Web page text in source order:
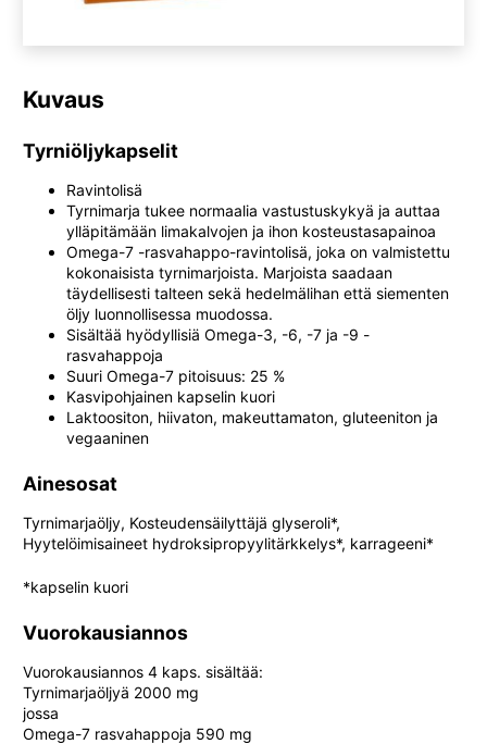
Kuvaus
Tyrniöljykapselit
Ravintolisä
Tyrnimarja tukee normaalia vastustuskykyä ja auttaa
ylläpitämään limakalvojen ja ihon kosteustasapainoa
Omega-7 -rasvahappo-ravintolisä, joka on valmistettu
kokonaisista tyrnimarjoista. Marjoista saadaan
täydellisesti talteen sekä hedelmälihan että siementen
öljy luonnollisessa muodossa.
Sisältää hyödyllisiä Omega-3, -6, -7 ja -9 -
rasvahappoja
Suuri Omega-7 pitoisuus: 25 %
Kasvipohjainen kapselin kuori
Laktoositon, hiivaton, makeuttamaton, gluteeniton ja
vegaaninen
Ainesosat
Tyrnimarjaöljy, Kosteudensäilyttäjä glyseroli*,
Hyytelöimisaineet hydroksipropyylitärkkelys*, karrageeni*
*kapselin kuori
Vuorokausiannos
Vuorokausiannos 4 kaps. sisältää:
Tyrnimarjaöljyä 2000 mg
jossa
Omega-7 rasvahappoja 590 mg